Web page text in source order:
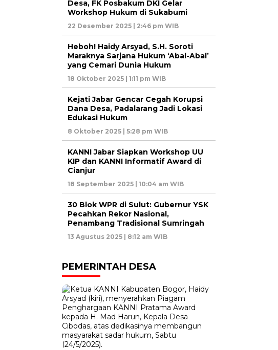
Desa, FK Posbakum DKI Gelar
Workshop Hukum di Sukabumi
22 Desember 2025 | 2:46 pm WIB
Heboh! Haidy Arsyad, S.H. Soroti
Maraknya Sarjana Hukum ‘Abal-Abal’
yang Cemari Dunia Hukum
18 Oktober 2025 | 1:11 pm WIB
Kejati Jabar Gencar Cegah Korupsi
Dana Desa, Padalarang Jadi Lokasi
Edukasi Hukum
8 Oktober 2025 | 5:28 pm WIB
KANNI Jabar Siapkan Workshop UU
KIP dan KANNI Informatif Award di
Cianjur
18 September 2025 | 10:04 am WIB
30 Blok WPR di Sulut: Gubernur YSK
Pecahkan Rekor Nasional,
Penambang Tradisional Sumringah
13 Agustus 2025 | 8:12 am WIB
PEMERINTAH DESA